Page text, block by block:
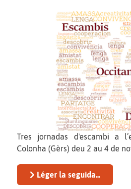
Tres jornadas d'escambi a
Colonha (Gèrs) deu 2 au 4 de
Léger la seguida...